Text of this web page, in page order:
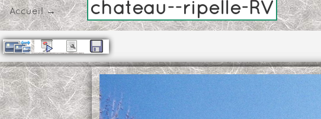
Accueil→ chateau--ripelle-RV